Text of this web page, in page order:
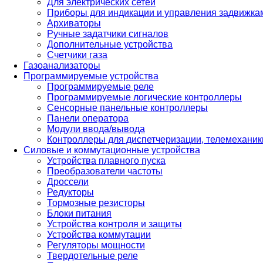
Для электрических сетей
Приборы для индикации и управления
Архиваторы
Ручные задатчики сигналов
Дополнительные устройства
Счетчики газа
Газоанализаторы
Программируемые устройства
Программируемые реле
Программируемые логические контроллеры
Сенсорные панельные контроллеры
Панели оператора
Модули ввода/вывода
Контроллеры для диспетчеризации,
Силовые и коммутационные устройства
Устройства плавного пуска
Преобразователи частоты
Дроссели
Редукторы
Тормозные резисторы
Блоки питания
Устройства контроля и защиты
Устройства коммутации
Регуляторы мощности
Твердотельные реле